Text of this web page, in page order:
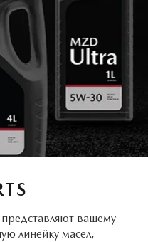
вашему
линейку масел,